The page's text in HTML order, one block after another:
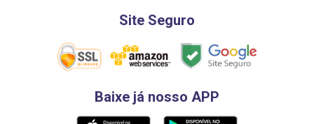
Site Seguro
Baixe já nosso APP